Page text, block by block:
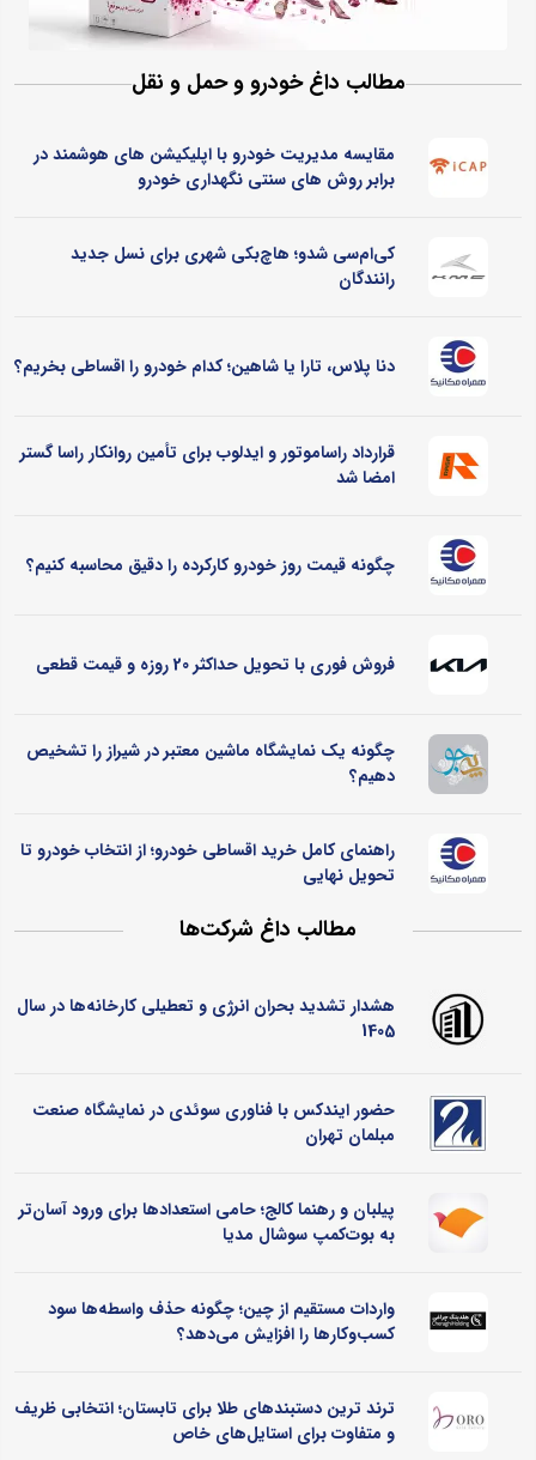
مطالب داغ خودرو و حمل و نقل
مقایسه مدیریت خودرو با اپلیکیشن های هوشمند در
برابر روش های سنتی نگهداری خودرو
کی‌ام‌سی شدو؛ هاچ‌بکی شهری برای نسل جدید
رانندگان
دنا پلاس، تارا یا شاهین؛ کدام خودرو را اقساطی بخریم؟
قرارداد راساموتور و ایدلوب برای تأمین روانکار راسا گستر
امضا شد
چگونه قیمت روز خودرو کارکرده را دقیق محاسبه کنیم؟
فروش فوری با تحویل حداکثر 20 روزه و قیمت قطعی
چگونه یک نمایشگاه ماشین معتبر در شیراز را تشخیص
دهیم؟
راهنمای کامل خرید اقساطی خودرو؛ از انتخاب خودرو تا
تحویل نهایی
مطالب داغ شرکت‌ها
هشدار تشدید بحران انرژی و تعطیلی کارخانه‌ها در سال
1405
حضور ایندکس با فناوری سوئدی در نمایشگاه صنعت
مبلمان تهران
پیلبان و رهنما کالج؛ حامی استعدادها برای ورود آسان‌تر
به بوت‌کمپ سوشال مدیا
واردات مستقیم از چین؛ چگونه حذف واسطه‌ها سود
کسب‌وکارها را افزایش می‌دهد؟
ترند ترین دستبندهای طلا برای تابستان؛ انتخابی ظریف
و متفاوت برای استایل‌های خاص